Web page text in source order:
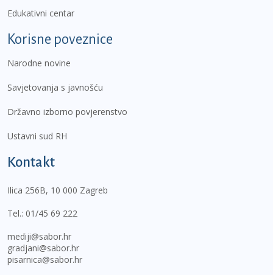
Edukativni centar
Korisne poveznice
Narodne novine
Savjetovanja s javnošću
Državno izborno povjerenstvo
Ustavni sud RH
Kontakt
Ilica 256B, 10 000 Zagreb
Tel.: 01/45 69 222
mediji@sabor.hr
gradjani@sabor.hr
pisarnica@sabor.hr